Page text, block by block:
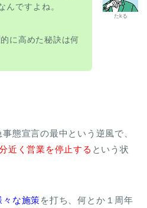
たkる
んですよね。
に高めた秘訣は何
態宣言の最中という逆風で、
近く営業を停止する という状
々な施策を打ち、何とか１周年